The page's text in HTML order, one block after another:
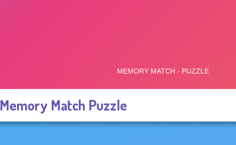
Memory Match Puzzle